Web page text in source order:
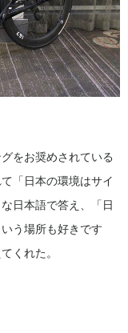
をお奨めされている
「日本の環境はサイ
日本語で答え、「日
う場所も好きです
くれた。